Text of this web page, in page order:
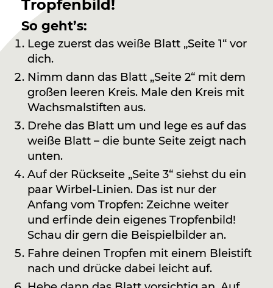
Tropfenbild!
So geht’s:
Lege zuerst das weiße Blatt „Seite 1“ vor
dich.
Nimm dann das Blatt „Seite 2“ mit dem
großen leeren Kreis. Male den Kreis mit
Wachsmalstiften aus.
Drehe das Blatt um und lege es auf das
weiße Blatt – die bunte Seite zeigt nach
unten.
Auf der Rückseite „Seite 3“ siehst du ein
paar Wirbel-Linien. Das ist nur der
Anfang vom Tropfen: Zeichne weiter
und erfinde dein eigenes Tropfenbild!
Schau dir gern die Beispielbilder an.
Fahre deinen Tropfen mit einem Bleistift
nach und drücke dabei leicht auf.